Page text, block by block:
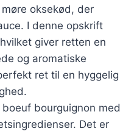
oksekød, der
I denne opskrift
giver retten en
og aromatiske
ret til en hyggelig
bourguignon med
Det er